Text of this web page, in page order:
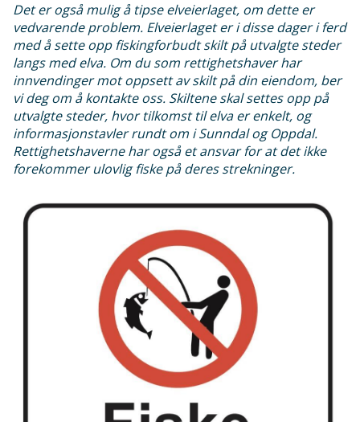
Det er også mulig å tipse elveierlaget, om dette er
vedvarende problem. Elveierlaget er i disse dager i ferd
med å sette opp fiskingforbudt skilt på utvalgte steder
langs med elva. Om du som rettighetshaver har
innvendinger mot oppsett av skilt på din eiendom, ber
vi deg om å kontakte oss. Skiltene skal settes opp på
utvalgte steder, hvor tilkomst til elva er enkelt, og
informasjonstavler rundt om i Sunndal og Oppdal.
Rettighetshaverne har også et ansvar for at det ikke
forekommer ulovlig fiske på deres strekninger.